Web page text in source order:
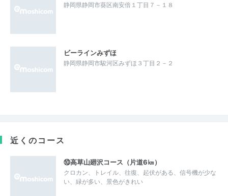
静岡県静岡市葵区南安倍１丁目７－１８
ビーラインみずほ
静岡県静岡市駿河区みずほ３丁目２－２
近くのコース
⑩高草山廻沢コース（片道6㎞）
クロカン、トレイル、往復、起伏がある、信号機が少な
い、緑が多い、景色がきれい